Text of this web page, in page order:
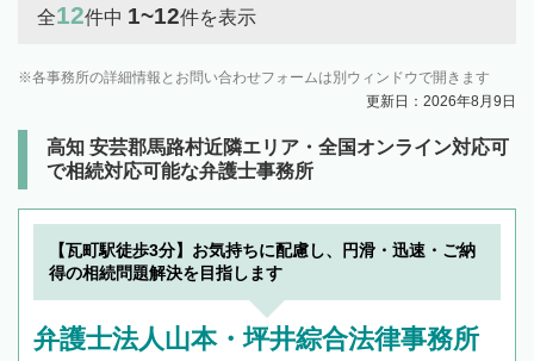
全12件中 1~12件を表示
各事務所の詳細情報とお問い合わせフォームは別ウィンドウで開きます
更新日：2026年8月9日
高知 安芸郡馬路村近隣エリア・全国オンライン対応可
で相続対応可能な弁護士事務所
【瓦町駅徒歩3分】お気持ちに配慮し、円滑・迅速・ご納
得の相続問題解決を目指します
弁護士法人山本・坪井綜合法律事務所